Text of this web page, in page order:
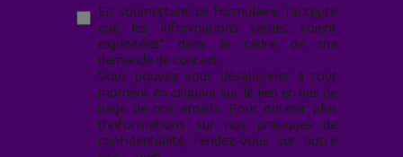
En soumettant ce formulaire, j’accepte
que les informations saisies soient
exploitées* dans le cadre de ma
demande de contact.
Vous pouvez vous désabonner à tout
moment en cliquant sur le lien en bas de
page de nos emails. Pour obtenir plus
d'informations sur nos pratiques de
confidentialité, rendez-vous sur notre